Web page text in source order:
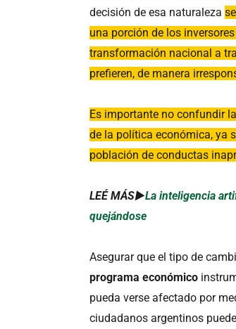
decisión de esa naturaleza
una porción de los
transformación nacional a
prefieren, de manera
Es importante no confundir
de la política económica, ya
población de conductas
LEÉ MÁS►La inteligencia
quejándose
Asegurar que el tipo de
programa económico
pueda verse afectado por
ciudadanos argentinos